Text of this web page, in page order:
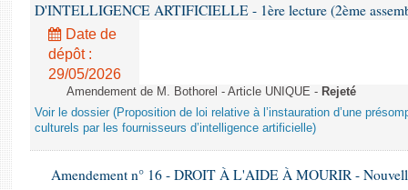
D'INTELLIGENCE ARTIFICIELLE - 1ère lecture (2ème
Date de
dépôt :
29/05/2026
Amendement de M. Bothorel - Article UNIQUE - Rejeté
Voir le dossier (Proposition de loi relative à l’instauration d’une
culturels par les fournisseurs d’intelligence artificielle)
Amendement n° 16 - DROIT À L'AIDE À MOURIR -